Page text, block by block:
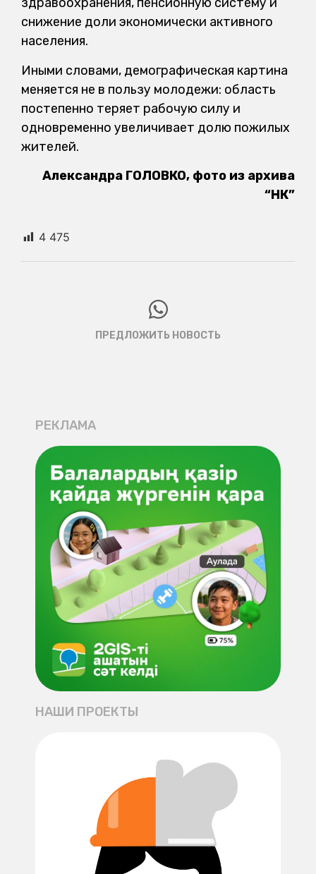
снижение доли экономически активного
населения.
Иными словами, демографическая картина
меняется не в пользу молодежи: область
постепенно теряет рабочую силу и
одновременно увеличивает долю пожилых
жителей.
Александра ГОЛОВКО, фото из архива
“НК”
4 475
ПРЕДЛОЖИТЬ НОВОСТЬ
РЕКЛАМА
НАШИ ПРОЕКТЫ